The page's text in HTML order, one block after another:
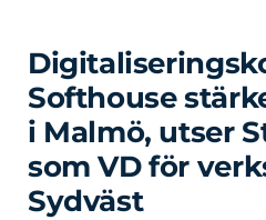
Softhouse
i Malmö, utser
som VD för
Sydväst